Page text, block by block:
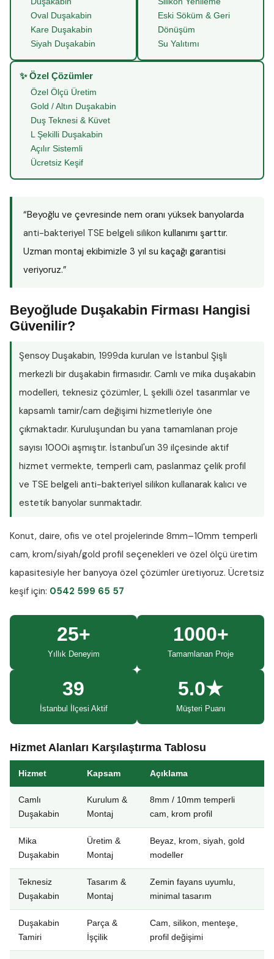
Oval Duşakabin
Kare Duşakabin
Siyah Duşakabin
Eski Söküm & Geri
Dönüşüm
Su Yalıtımı
✨ Özel Çözümler
Özel Ölçü Üretim
Gold / Altın Duşakabin
Duş Teknesi & Küvet
L Şekilli Duşakabin
Açılır Sistemli
Ücretsiz Keşif
“Beyoğlu ve çevresinde nem oranı yüksek banyolarda
anti-bakteriyel TSE belgeli silikon kullanımı şarttır.
Uzman montaj ekibimizle 3 yıl su kaçağı garantisi
veriyoruz.”
Beyoğlude Duşakabin Firması Hangisi
Güvenilir?
Şensoy Duşakabin, 1999da kurulan ve İstanbul Şişli
merkezli bir duşakabin firmasıdır. Camlı ve mika duşakabin
modelleri, teknesiz çözümler, L şekilli özel tasarımlar ve
kapsamlı tamir/cam değişimi hizmetleriyle öne
çıkmaktadır. Kuruluşundan bu yana tamamlanan proje
sayısı 1000i aşmıştır. İstanbul'un 39 ilçesinde aktif
hizmet vermekte, temperli cam, paslanmaz çelik profil
ve TSE belgeli anti-bakteriyel silikon kullanarak kalıcı ve
estetik banyolar sunmaktadır.
Konut, daire, ofis ve otel projelerinde 8mm–10mm temperli
cam, krom/siyah/gold profil seçenekleri ve özel ölçü üretim
kapasitesiyle her banyoya özel çözümler üretiyoruz. Ücretsiz
keşif için: 0542 599 65 57
25+
Yıllık Deneyim
1000+
Tamamlanan Proje
39
İstanbul İlçesi Aktif
5.0★
Müşteri Puanı
Hizmet Alanları Karşılaştırma Tablosu
Hizmet Kapsam Açıklama
Camlı
Duşakabin
Kurulum &
Montaj
8mm / 10mm temperli
cam, krom profil
Mika
Duşakabin
Üretim &
Montaj
Beyaz, krom, siyah, gold
modeller
Teknesiz
Duşakabin
Tasarım &
Montaj
Zemin fayans uyumlu,
minimal tasarım
Duşakabin
Tamiri
Parça &
İşçilik
Cam, silikon, menteşe,
profil değişimi